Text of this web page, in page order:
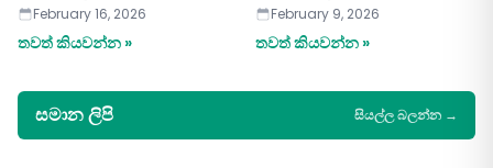
February 16, 2026
තවත් කියවන්න »
February 9, 2026
තවත් කියවන්න »
සමාන ලිපි සියල්ල බලන්න →